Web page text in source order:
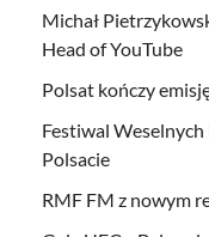
Michał
Head of YouTube
Polsat kończy
Festiwal
Polsacie
RMF FM z nowym